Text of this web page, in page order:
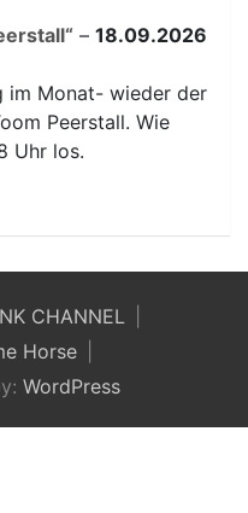
– 18.09.2026
im Monat- wieder der
Peerstall. Wie
Uhr los.
CHANNEL
Horse
WordPress